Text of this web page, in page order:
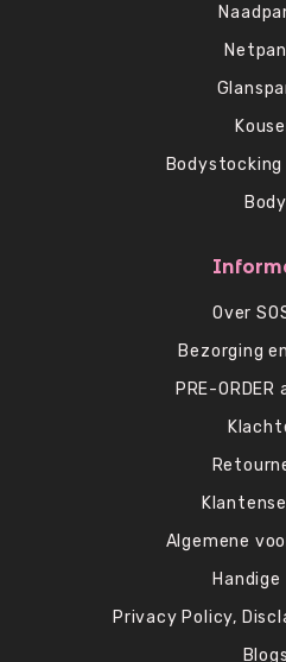
Body
Over
Bezorging
PRE-
Algemene
Privacy Policy,
Blogs